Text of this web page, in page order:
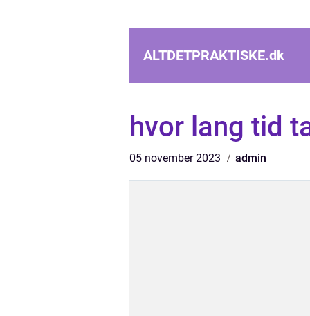
ALTDETPRAKTISKE.dk
hvor lang tid
05 november 2023 admin